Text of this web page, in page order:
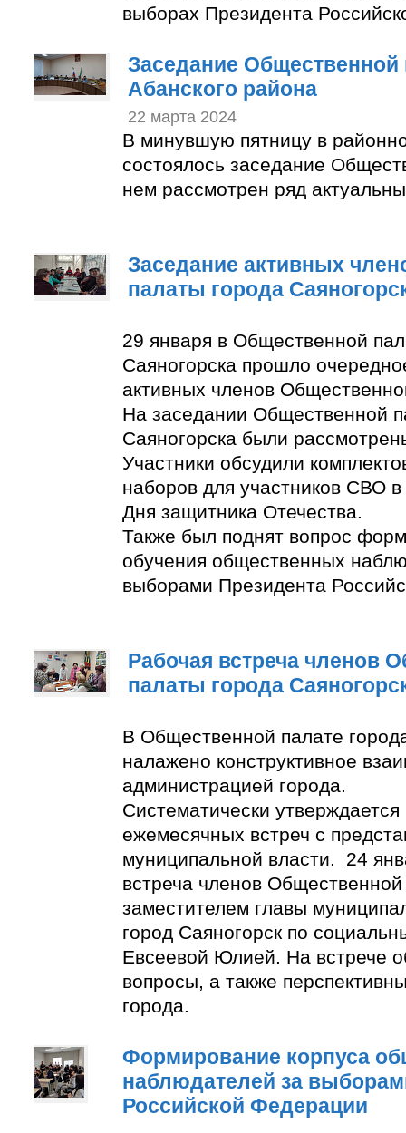
выборах Президента
Заседание Общественной
Абанского района
22 марта 2024
В минувшую пятницу в
состоялось заседание
нем рассмотрен ряд
Заседание активных
палаты города
29 января в Общественной
Саяногорска прошло
активных членов
На заседании Общественной
Саяногорска были
Участники обсудили
наборов для участников СВО в
Дня защитника Отечества.
Также был поднят вопрос
обучения общественных
выборами Президента
Рабочая встреча членов
палаты города
В Общественной палате
налажено конструктивное
администрацией города.
Систематически утверждается
ежемесячных встреч с
муниципальной власти. 24
встреча членов
заместителем главы
город Саяногорск по
Евсеевой Юлией. На встрече
вопросы, а также
города.
Формирование корпуса
наблюдателей за
Российской Федерации